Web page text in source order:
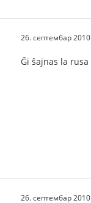
26. септембар
Ĝi ŝajnas la
26. септембар